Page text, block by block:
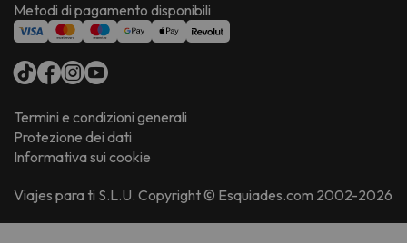
Metodi di pagamento disponibili
Termini e condizioni generali
Protezione dei dati
Informativa sui cookie
Viajes para ti S.L.U. Copyright © Esquiades.com 2002-2026